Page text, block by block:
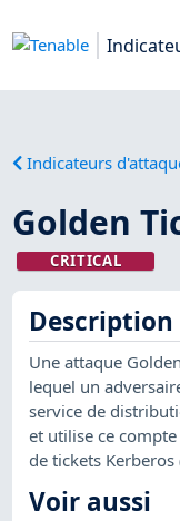
Indicateurs
Golden
CRITICAL
Description
Une attaque
lequel un
service de
et utilise ce
de tickets Kerberos
Voir aussi